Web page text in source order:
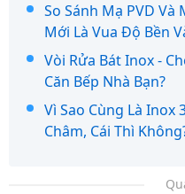
So Sánh Mạ PVD
Mới Là Vua Độ Bền
Vòi Rửa Bát Inox -
Căn Bếp Nhà Bạn?
Vì Sao Cùng Là Inox
Châm, Cái Thì